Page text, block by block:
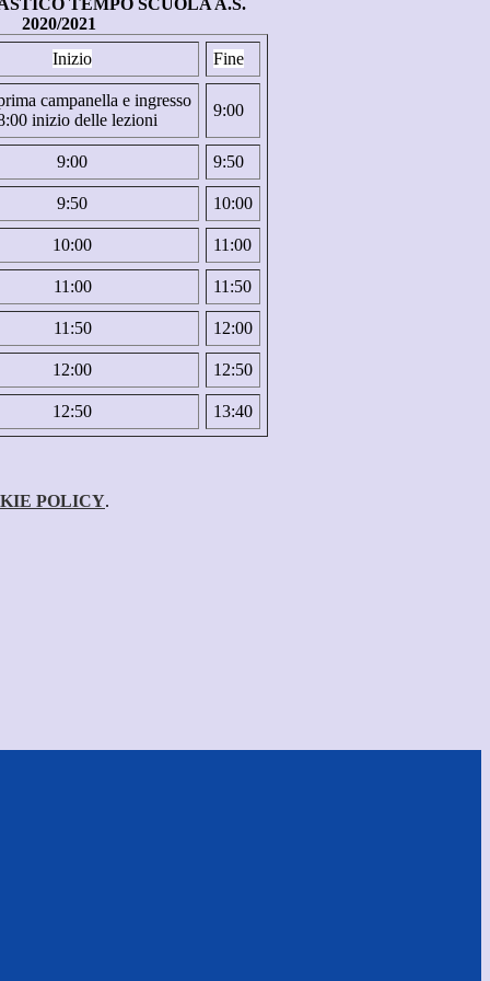
TEMPO SCUOLA A.S.
2020/2021
Inizio Fine
campanella e ingresso
inizio delle lezioni
9:00
9:00 9:50
9:50 10:00
10:00 11:00
11:00 11:50
11:50 12:00
12:00 12:50
12:50 13:40
POLICY.